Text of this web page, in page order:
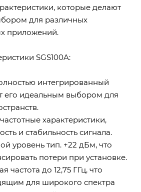
которые делают
для различных
приложений.
SGS100A:
интегрированный
его идеальным выбором для
характеристики,
и стабильность сигнала.
уровень тип. +22 дБм, что
потери при установке.
частота до 12,75 ГГц, что
для широкого спектра